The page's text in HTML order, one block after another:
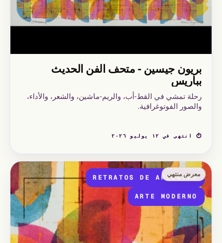
بريون جيسين - متحف الفن الحديث
بباريس
رحلة تمشي في القط-أب، والريم-ماشين، والشعر، والأداء،
والصور الفوتوغرافية.
⏱ انتهى في ١٢ يوليو ٢٠٢٦
معرض منتهي
RETRATOS DE ARTISTAS
ARTE MODERNO